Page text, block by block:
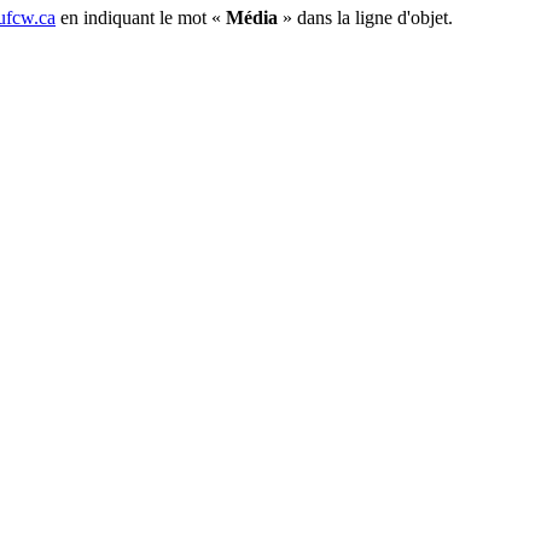
en indiquant le mot « Média » dans la ligne d'objet.